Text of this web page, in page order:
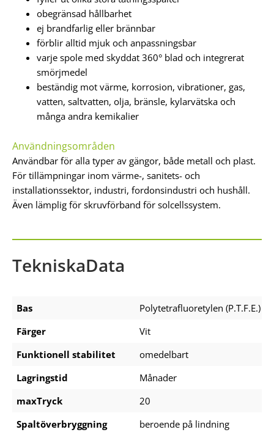
obegränsad hållbarhet
ej brandfarlig eller brännbar
förblir alltid mjuk och anpassningsbar
varje spole med skyddat 360° blad och integrerat
smörjmedel
beständig mot värme, korrosion, vibrationer, gas,
vatten, saltvatten, olja, bränsle, kylarvätska och
många andra kemikalier
Användningsområden
Användbar för alla typer av gängor, både metall och plast.
För tillämpningar inom värme-, sanitets- och
installationssektor, industri, fordonsindustri och hushåll.
Även lämplig för skruvförband för solcellssystem.
TekniskaData
Bas
Polytetrafluoretylen (P.T.F.E.)
Färger
Vit
Funktionell stabilitet
omedelbart
Lagringstid
Månader
maxTryck
20
Spaltöverbryggning
beroende på lindning